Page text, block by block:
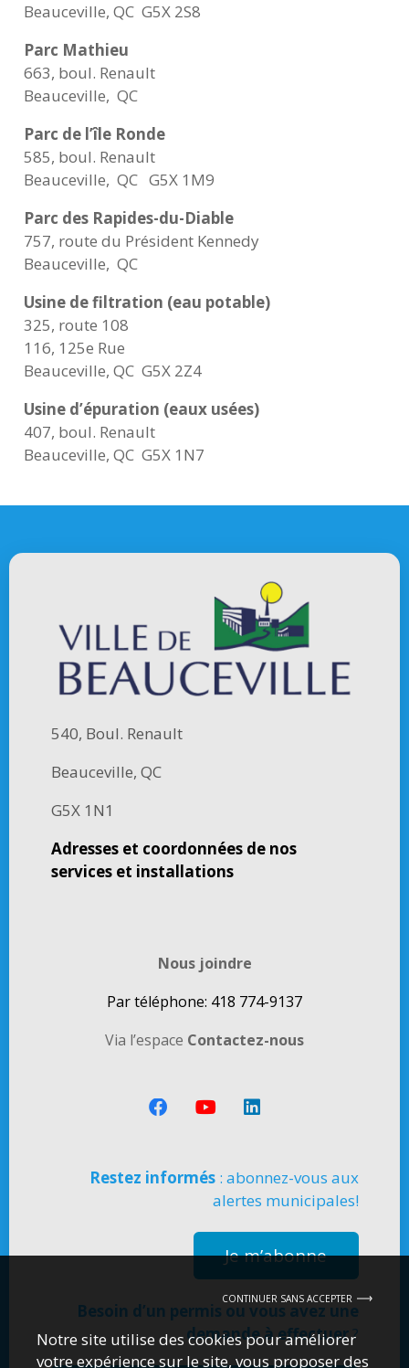
CONTINUER SANS ACCEPTER
Notre site utilise des cookies pour améliorer
votre expérience sur le site, vous proposer des
Beauceville, QC G5X 2S8
Parc Mathieu
663, boul. Renault
Beauceville, QC
Parc de l’île Ronde
585, boul. Renault
Beauceville, QC G5X 1M9
Parc des Rapides-du-Diable
757, route du Président Kennedy
Beauceville, QC
Usine de filtration (eau potable)
325, route 108
116, 125e Rue
Beauceville, QC G5X 2Z4
Usine d’épuration (eaux usées)
407, boul. Renault
Beauceville, QC G5X 1N7
540, Boul. Renault
Beauceville, QC
G5X 1N1
Adresses et coordonnées de nos
services et installations
Nous joindre
Par téléphone: 418 774-9137
Via l’espace Contactez-nous
Restez informés: abonnez-vous aux
alertes municipales!
Je m’abonne
Besoin d’un permis ou vous avez une
demande à effectuer?